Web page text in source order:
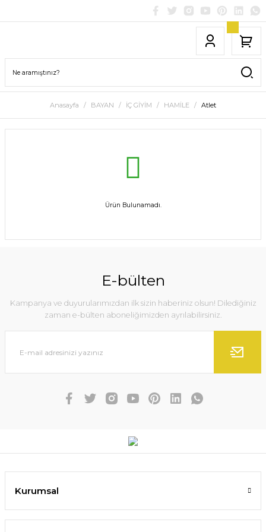
Anasayfa BAYAN İÇ GİYİM HAMİLE Atlet
Ürün Bulunamadı.
E-bülten
Kampanya ve duyurularımızdan ilk sizin haberiniz olsun! Dilediğiniz
zaman e-bülten aboneliğimizden ayrılabilirsiniz.
Kurumsal